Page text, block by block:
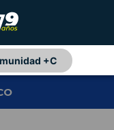
+C